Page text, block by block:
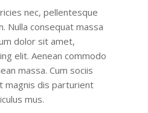
nec, pellentesque
Nulla consequat massa
dolor sit amet,
elit. Aenean commodo
massa. Cum sociis
magnis dis parturient
mus.